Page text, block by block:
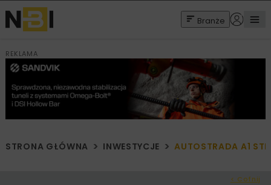
Branże
REKLAMA
STRONA GŁÓWNA INWESTYCJE AUTOSTRADA A1
< Cofnij